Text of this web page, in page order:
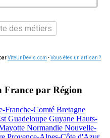
des métiers
ViteUnDevis.com -Vous êtes un artisan ?
France par Région
Franche-Comté Bretagne
Guadeloupe Guyane Hauts-
Normandie Nouvelle-